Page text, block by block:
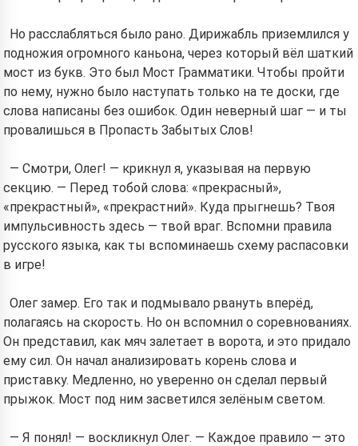
Но расслабляться было рано. Дирижабль приземлился у
подножия огромного каньона, через который вёл шаткий
мост из букв. Это был Мост Грамматики. Чтобы пройти
по нему, нужно было наступать только на те доски, где
слова написаны без ошибок. Один неверный шаг — и ты
провалишься в Пропасть Забытых Слов!
— Смотри, Олег! — крикнул я, указывая на первую
секцию. — Перед тобой слова: «прекрасный»,
«прекрастный», «прекрастний». Куда прыгнешь? Твоя
импульсивность здесь — твой враг. Вспомни правила
русского языка, как ты вспоминаешь схему распасовки
в игре!
Олег замер. Его так и подмывало рвануть вперёд,
полагаясь на скорость. Но он вспомнил о соревнованиях.
Он представил, как мяч залетает в ворота, и это придало
ему сил. Он начал анализировать корень слова и
приставку. Медленно, но уверенно он сделал первый
прыжок. Мост под ним засветился зелёным светом.
— Я понял! — воскликнул Олег. — Каждое правило — это